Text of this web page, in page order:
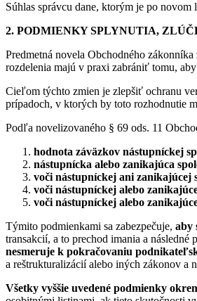
Súhlas správcu dane, ktorým je po novom
2. PODMIENKY SPLYNUTIA,
Predmetná novela Obchodného zákonníka
rozdelenia majú v praxi zabrániť tomu,
Cieľom týchto zmien je zlepšiť ochranu
prípadoch, v ktorých by toto rozhodnutie
Podľa novelizovaného § 69 ods. 11
hodnota záväzkov nástupníckej
nástupnícka alebo zanikajúca
voči nástupníckej ani zanikajúcej
voči nástupníckej alebo
voči nástupníckej alebo
Týmito podmienkami sa zabezpečuje, aby
transakcií, a to prechod imania a
nesmeruje k pokračovaniu
a reštrukturalizácií alebo iných zákonov a
Všetky vyššie uvedené podmienky